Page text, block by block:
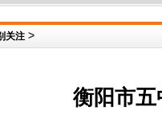
关注 >
衡阳市